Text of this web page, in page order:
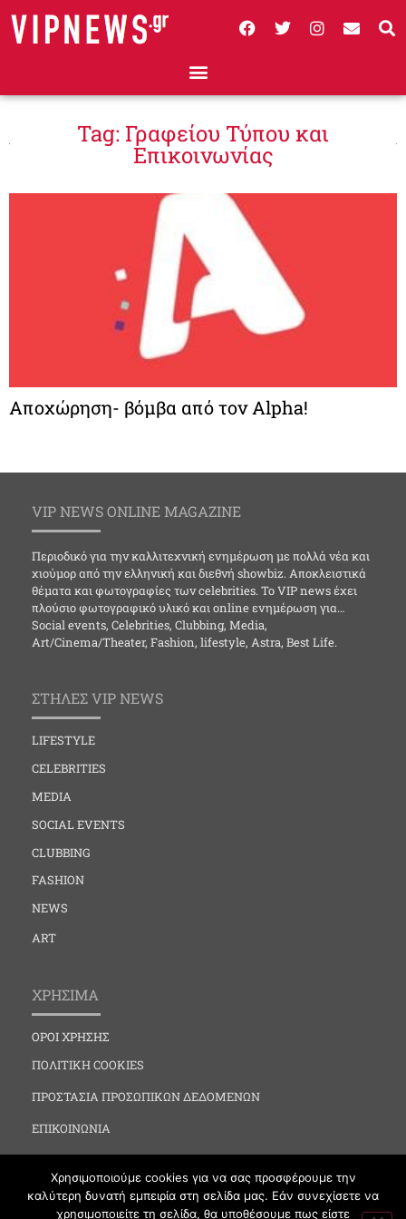
Tag: Γραφείου Τύπου και
Επικοινωνίας
Αποχώρηση- βόμβα από τον Alpha!
VIP NEWS ONLINE MAGAZINE
Περιοδικό για την καλλιτεχνική ενημέρωση με πολλά νέα και
χιούμορ από την ελληνική και διεθνή showbiz. Αποκλειστικά
θέματα και φωτογραφίες των celebrities. Το VIP news έχει
πλούσιο φωτογραφικό υλικό και online ενημέρωση για…
Social events, Celebrities, Clubbing, Media,
Art/Cinema/Theater, Fashion, lifestyle, Astra, Best Life.
ΣΤΗΛΕΣ VIP NEWS
LIFESTYLE
CELEBRITIES
MEDIA
SOCIAL EVENTS
CLUBBING
FASHION
NEWS
ART
ΧΡΗΣΙΜΑ
ΟΡΟΙ ΧΡΗΣΗΣ
ΠΟΛΙΤΙΚΗ COOKIES
ΠΡΟΣΤΑΣΙΑ ΠΡΟΣΩΠΙΚΩΝ ΔΕΔΟΜΕΝΩΝ
ΕΠΙΚΟΙΝΩΝΙΑ
Χρησιμοποιούμε cookies για να σας προσφέρουμε την
καλύτερη δυνατή εμπειρία στη σελίδα μας. Εάν συνεχίσετε να
χρησιμοποιείτε τη σελίδα, θα υποθέσουμε πως είστε